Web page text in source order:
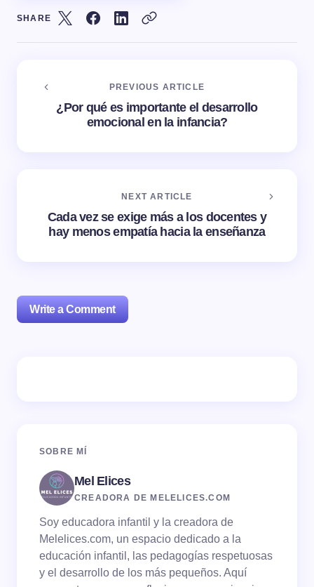
SHARE
PREVIOUS ARTICLE
¿Por qué es importante el desarrollo
emocional en la infancia?
NEXT ARTICLE
Cada vez se exige más a los docentes y
hay menos empatía hacia la enseñanza
Write a Comment
Your Comment *
Email *
SOBRE MÍ
Mel Elices
CREADORA DE MELELICES.COM
Soy educadora infantil y la creadora de
Melelices.com, un espacio dedicado a la
educación infantil, las pedagogías respetuosas
y el desarrollo de los más pequeños. Aquí